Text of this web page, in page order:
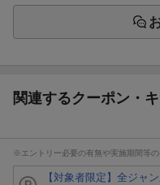
関連するクーポン・
※エントリー必要の有無や実施期間等
【対象者限定】全ジャ